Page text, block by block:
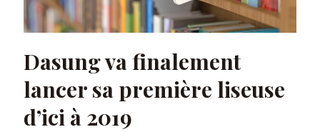
Dasung va finalement
lancer sa première liseuse
d’ici à 2019